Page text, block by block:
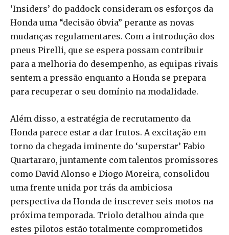
‘Insiders’ do paddock consideram os esforços da
Honda uma “decisão óbvia” perante as novas
mudanças regulamentares. Com a introdução dos
pneus Pirelli, que se espera possam contribuir
para a melhoria do desempenho, as equipas rivais
sentem a pressão enquanto a Honda se prepara
para recuperar o seu domínio na modalidade.
Além disso, a estratégia de recrutamento da
Honda parece estar a dar frutos. A excitação em
torno da chegada iminente do ‘superstar’ Fabio
Quartararo, juntamente com talentos promissores
como David Alonso e Diogo Moreira, consolidou
uma frente unida por trás da ambiciosa
perspectiva da Honda de inscrever seis motos na
próxima temporada. Triolo detalhou ainda que
estes pilotos estão totalmente comprometidos